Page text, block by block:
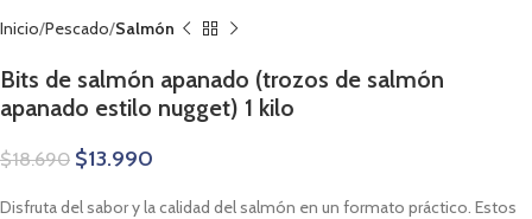
Inicio Pescado Salmón
Bits de salmón apanado (trozos de salmón
apanado estilo nugget) 1 kilo
$18.690 $13.990
Disfruta del sabor y la calidad del salmón en un formato práctico. Estos